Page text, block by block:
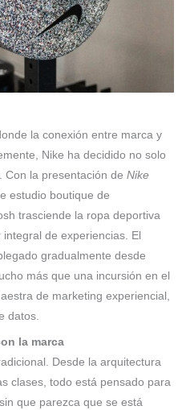
la conexión entre marca y
Nike ha decidido no solo
Con la presentación de Nike
estudio boutique de
trasciende la ropa deportiva
de experiencias. El
gradualmente desde
más que una incursión en el
de marketing experiencial,
datos.
la marca
Desde la arquitectura
clases, todo está pensado para
que parezca que se está